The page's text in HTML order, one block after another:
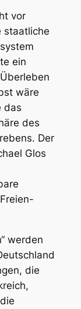
vor
staatliche
ein
wäre
das
des
Der
Glos
werden
die